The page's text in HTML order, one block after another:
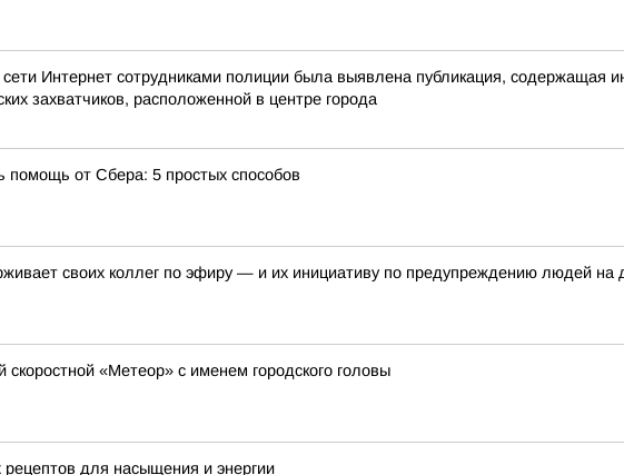
сети Интернет сотрудниками полиции была выявлена публикация,
захватчиков, расположенной в центре города
помощь от Сбера: 5 простых способов
своих коллег по эфиру — и их инициативу по предупреждению людей на
скоростной «Метеор» с именем городского головы
рецептов для насыщения и энергии